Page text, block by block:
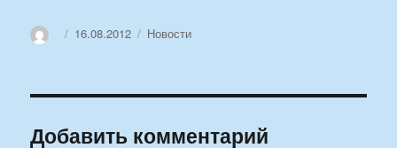
АвторОпубликовано
16.08.2012 Рубрики
Новости
Добавить комментарий